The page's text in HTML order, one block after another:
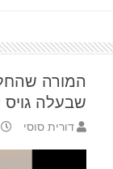
המורה
שבעלה גויס
דורית סוסי